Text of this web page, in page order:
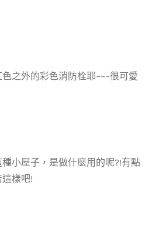
之外的彩色消防栓耶~~~很可愛
小屋子，是做什麼用的呢?!有點
樣吧!